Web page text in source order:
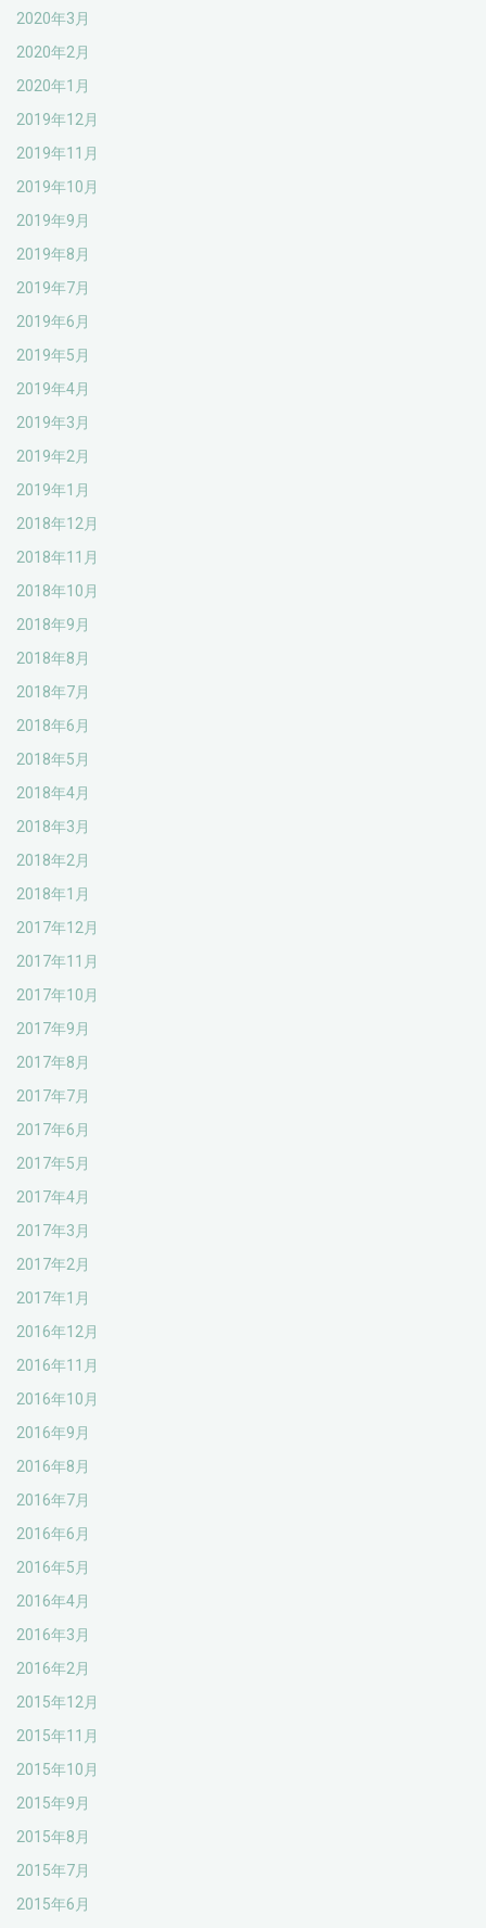
2020年3月
2020年2月
2020年1月
2019年12月
2019年11月
2019年10月
2019年9月
2019年8月
2019年7月
2019年6月
2019年5月
2019年4月
2019年3月
2019年2月
2019年1月
2018年12月
2018年11月
2018年10月
2018年9月
2018年8月
2018年7月
2018年6月
2018年5月
2018年4月
2018年3月
2018年2月
2018年1月
2017年12月
2017年11月
2017年10月
2017年9月
2017年8月
2017年7月
2017年6月
2017年5月
2017年4月
2017年3月
2017年2月
2017年1月
2016年12月
2016年11月
2016年10月
2016年9月
2016年8月
2016年7月
2016年6月
2016年5月
2016年4月
2016年3月
2016年2月
2015年12月
2015年11月
2015年10月
2015年9月
2015年8月
2015年7月
2015年6月